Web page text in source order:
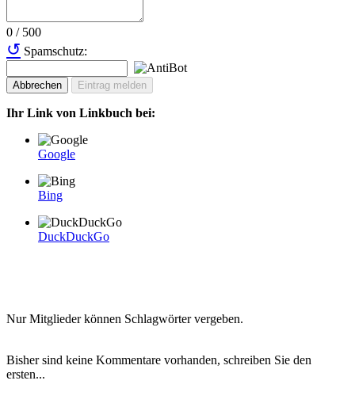
0 / 500
↺ Spamschutz:
Abbrechen Eintrag melden
Ihr Link von Linkbuch bei:
Google
Bing
DuckDuckGo
Nur Mitglieder können Schlagwörter vergeben.
Bisher sind keine Kommentare vorhanden, schreiben Sie den
ersten...